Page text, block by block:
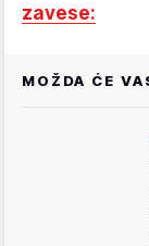
zavese:
MOŽDA ĆE